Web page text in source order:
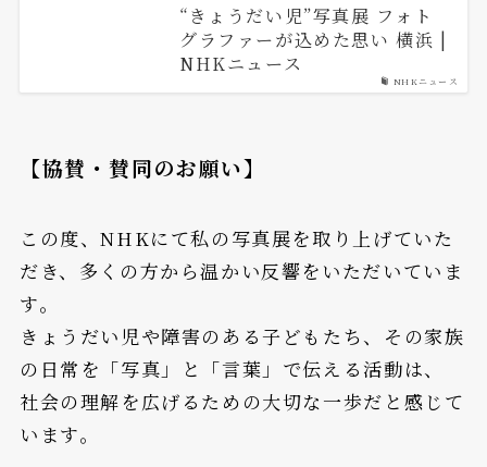
NHKニュース
“きょうだい児”写真展 フォト
グラファーが込めた思い 横浜 |
NHKニュース
【協賛・賛同のお願い】
この度、NHKにて私の写真展を取り上げていた
だき、多くの方から温かい反響をいただいていま
す。
きょうだい児や障害のある子どもたち、その家族
の日常を「写真」と「言葉」で伝える活動は、
社会の理解を広げるための大切な一歩だと感じて
います。